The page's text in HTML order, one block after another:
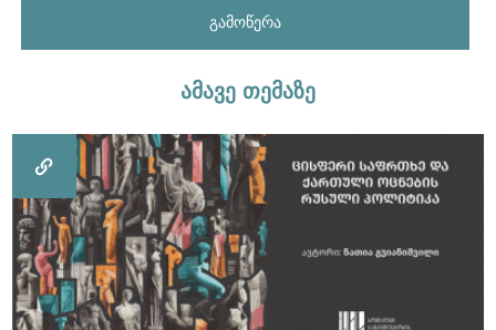
გამოწერა
ამავე თემაზე